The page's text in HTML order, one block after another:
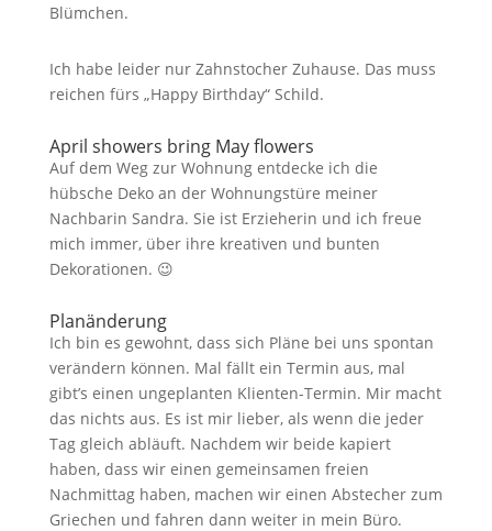
Blümchen.
Ich habe leider nur Zahnstocher Zuhause. Das muss
reichen fürs „Happy Birthday“ Schild.
April showers bring May flowers
Auf dem Weg zur Wohnung entdecke ich die
hübsche Deko an der Wohnungstüre meiner
Nachbarin Sandra. Sie ist Erzieherin und ich freue
mich immer, über ihre kreativen und bunten
Dekorationen. 😉
Planänderung
Ich bin es gewohnt, dass sich Pläne bei uns spontan
verändern können. Mal fällt ein Termin aus, mal
gibt’s einen ungeplanten Klienten-Termin. Mir macht
das nichts aus. Es ist mir lieber, als wenn die jeder
Tag gleich abläuft. Nachdem wir beide kapiert
haben, dass wir einen gemeinsamen freien
Nachmittag haben, machen wir einen Abstecher zum
Griechen und fahren dann weiter in mein Büro.